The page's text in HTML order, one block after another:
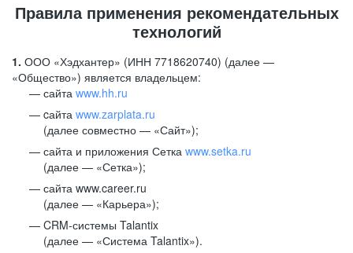
Правила применения рекомендательных
технологий
1. ООО «Хэдхантер» (ИНН 7718620740) (далее —
«Общество») является владельцем:
сайта www.hh.ru
cайта www.zarplata.ru
(далее совместно — «Сайт»);
сайта и приложения Сетка www.setka.ru
(далее — «Сетка»);
сайта www.career.ru
(далее — «Карьера»);
CRM-системы Talantix
(далее — «Система Talantix»).